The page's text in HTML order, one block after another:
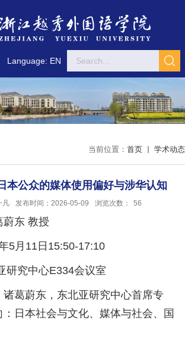
Language: EN
当前位置： 首页 学术动态
本公众的媒体使用偏好与涉华认知
凡 发布时间：2026-05-09 浏览次数： 56
蔚东 教授
5月11日15:50-17:10
研究中心E334会议室
诸葛蔚东，东北亚研究中心首席专
：日本社会与文化、媒体与社会、国